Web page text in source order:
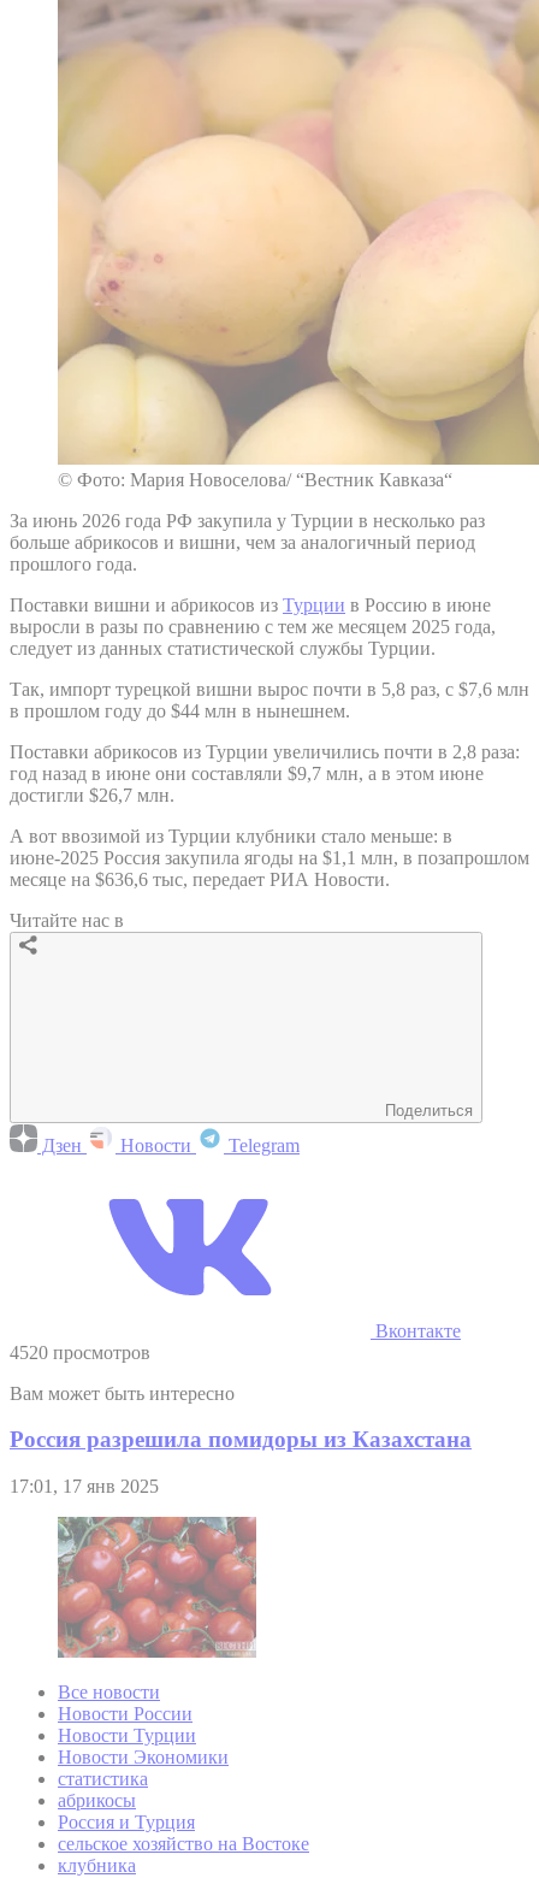
© Фото: Мария Новоселова/ “Вестник Кавказа“
За июнь 2026 года РФ закупила у Турции в несколько раз
больше абрикосов и вишни, чем за аналогичный период
прошлого года.
Поставки вишни и абрикосов из Турции в Россию в июне
выросли в разы по сравнению с тем же месяцем 2025 года,
следует из данных статистической службы Турции.
Так, импорт турецкой вишни вырос почти в 5,8 раз, с $7,6 млн
в прошлом году до $44 млн в нынешнем.
Поставки абрикосов из Турции увеличились почти в 2,8 раза:
год назад в июне они составляли $9,7 млн, а в этом июне
достигли $26,7 млн.
А вот ввозимой из Турции клубники стало меньше: в
июне-2025 Россия закупила ягоды на $1,1 млн, в позапрошлом
месяце на $636,6 тыс, передает РИА Новости.
Читайте нас в
Поделиться
Дзен Новости Telegram
Вконтакте
4520 просмотров
Вам может быть интересно
Россия разрешила помидоры из Казахстана
17:01, 17 янв 2025
Все новости
Новости России
Новости Турции
Новости Экономики
статистика
абрикосы
Россия и Турция
сельское хозяйство на Востоке
клубника